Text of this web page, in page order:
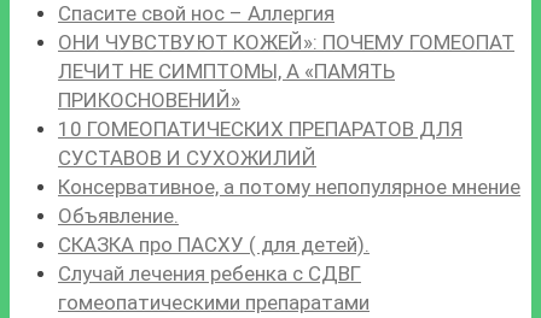
Спасите свой нос – Аллергия
ОНИ ЧУВСТВУЮТ КОЖЕЙ»: ПОЧЕМУ ГОМЕОПАТ
ЛЕЧИТ НЕ СИМПТОМЫ, А «ПАМЯТЬ
ПРИКОСНОВЕНИЙ»
10 ГОМЕОПАТИЧЕСКИХ ПРЕПАРАТОВ ДЛЯ
СУСТАВОВ И СУХОЖИЛИЙ
Консервативное, а потому непопулярное мнение
Объявление.
СКАЗКА про ПАСХУ ( для детей).
Случай лечения ребенка с СДВГ
гомеопатическими препаратами